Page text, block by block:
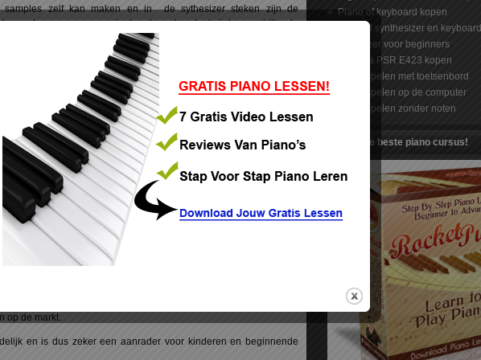
zelf kan maken en in de sythesizer steken zijn de
ook nog eens gemanipuleerd worden dankzij de verschillende
niet aanwezig zijn. Een synthesizer heeft geen ingebouwde
en een versterker nodig om te kunnen werken. Het aantal
synthesizers zonder toetsen.
heel ingewikkeld dankzij de enorme hoeveelheid aan features.
geen instrument is dat wordt aangeraden voor kinderen. Het
met samples maar deze kunnen bij de meeste modellen
vast aan de samples die de fabrikant van het keyboard erin
hebben ingebouwde speakers, een versterker en externe
de samples van een keyboard niet bewerkt kunnen worden zijn er
die gebruikt kunnen worden. Zo komen de meeste keyboards
op de markt.
en is dus zeker een aanrader voor kinderen en beginnende
Piano of keyboard kopen
Verschil synthesizer en keyboard
Notenleer voor beginners
Yamaha PSR E423 kopen
Piano spelen met toetsenbord
Piano spelen op de computer
Piano spelen zonder noten
De beste piano cursus!